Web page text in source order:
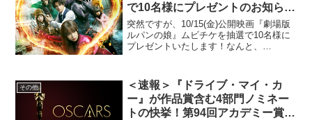
で10名様にプレゼントのお知ら
せ！
突然ですが、10/15(金)公開映画『劇場版
ルパンの娘』ムビチケを抽選で10名様に
プレゼントいたします！なんと、
ぜひ会員登録＆ご応募をお願いいたしま
す！ムビ...
その他
＜速報＞『ドライブ・マイ・カ
ー』が作品賞含む4部門ノミネー
トの快挙！第94回アカデミー賞ノ